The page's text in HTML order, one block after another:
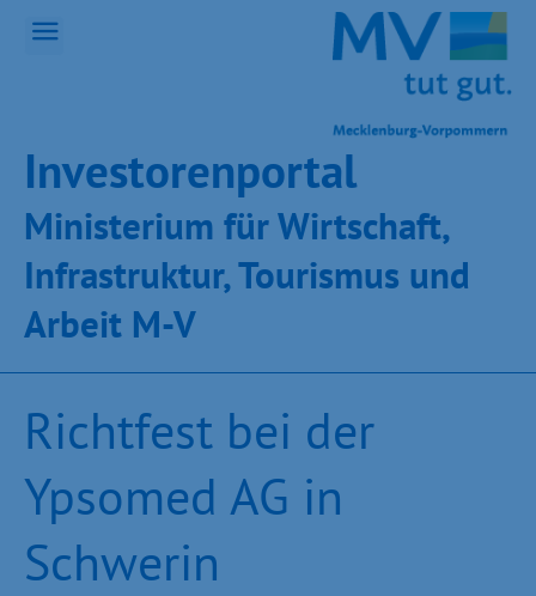
Inves­toren­por­tal
Ministeri­um für Wirt­schaft,
Infra­struk­tur, Tou­ris­mus und
Ar­beit M-V
Richtfest bei der
Ypsomed AG in
Schwerin